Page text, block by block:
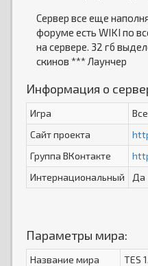
Сервер все еще
форуме есть WIKI по
на сервере. 32 гб
скинов *** Лаунчер
Информация о
Игра
Сайт проекта
Группа ВКонтакте
Интернациональный
Да
Параметры мира:
Название мира
TES